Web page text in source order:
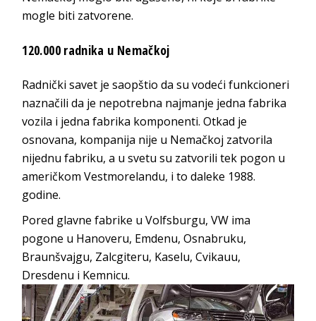
mogle biti zatvorene.
120.000 radnika u Nemačkoj
Radnički savet je saopštio da su vodeći funkcioneri
naznačili da je nepotrebna najmanje jedna fabrika
vozila i jedna fabrika komponenti. Otkad je
osnovana, kompanija nije u Nemačkoj zatvorila
nijednu fabriku, a u svetu su zatvorili tek pogon u
američkom Vestmorelandu, i to daleke 1988.
godine.
Pored glavne fabrike u Volfsburgu, VW ima
pogone u Hanoveru, Emdenu, Osnabruku,
Braunšvajgu, Zalcgiteru, Kaselu, Cvikauu,
Dresdenu i Kemnicu.